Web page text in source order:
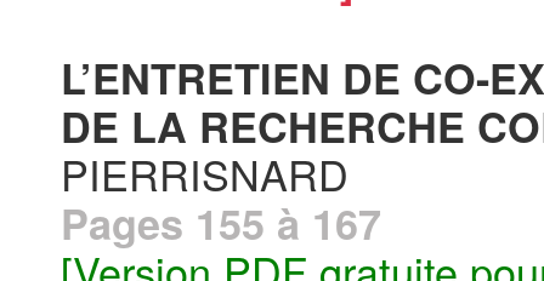
L’ENTRETIEN DE CO-
DE LA RECHERCHE
PIERRISNARD
Pages 155 à 167